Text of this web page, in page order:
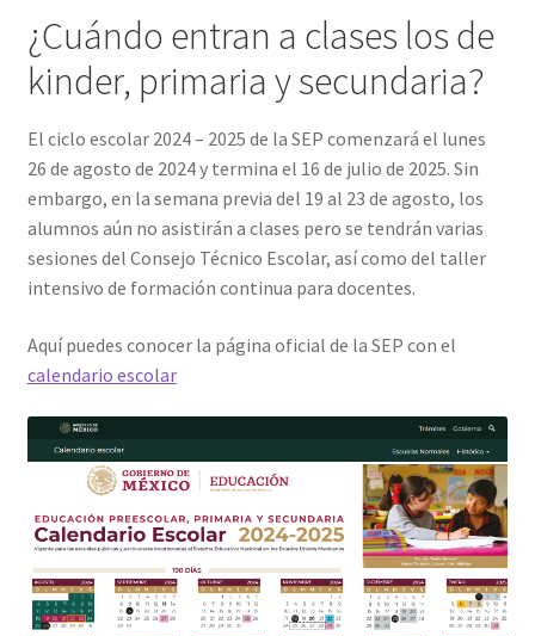
¿Cuándo entran a clases los de
kinder, primaria y secundaria?
El ciclo escolar 2024 – 2025 de la SEP comenzará el lunes
26 de agosto de 2024 y termina el 16 de julio de 2025. Sin
embargo, en la semana previa del 19 al 23 de agosto, los
alumnos aún no asistirán a clases pero se tendrán varias
sesiones del Consejo Técnico Escolar, así como del taller
intensivo de formación continua para docentes.
Aquí puedes conocer la página oficial de la SEP con el
calendario escolar